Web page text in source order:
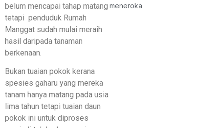
belum mencapai tahap matang
tetapi penduduk Rumah
Manggat sudah mulai meraih
hasil daripada tanaman
berkenaan.
Bukan tuaian pokok kerana
spesies gaharu yang mereka
tanam hanya matang pada usia
lima tahun tetapi tuaian daun
pokok ini untuk diproses
meneroka